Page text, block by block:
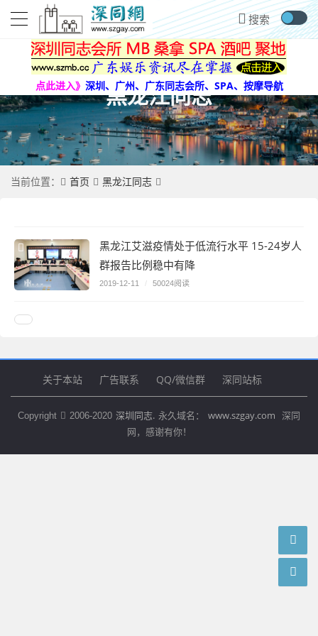
点此进入》 深圳、广州、广东同志会所、SPA、按摩导航
黑龙江同志
当前位置： 首页 黑龙江同志
黑龙江艾滋疫情处于低流行水平 15-24岁人
群报告比例稳中有降
2019-12-11 / 50024阅读
关于本站 广告联系 QQ/微信群 深同站标
Copyright 2006-2020 深圳同志. 永久域名： www.szgay.com
深同
网，感谢有你！